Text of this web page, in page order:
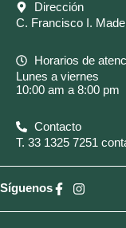
Dirección
C. Francisco I.
Horarios de
Lunes a viernes
10:00 am a 8:00 pm
Contacto
T. 33 1325 7251
Síguenos